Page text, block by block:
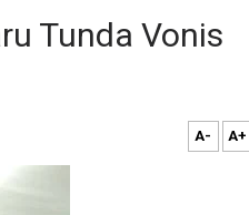
Tunda Vonis
A- A+